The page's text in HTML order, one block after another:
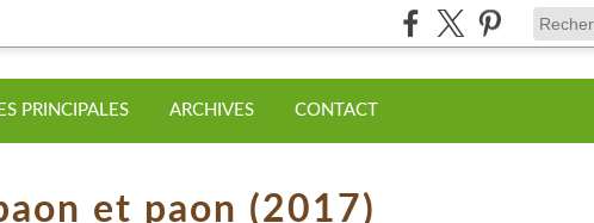
PRINCIPALES ARCHIVES CONTACT
et paon (2017)